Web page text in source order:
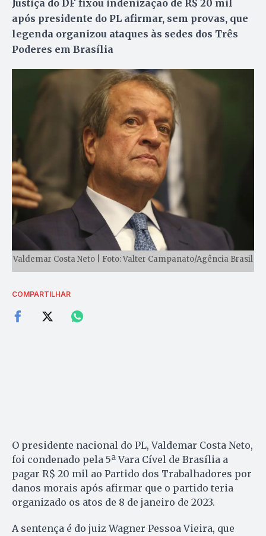
Justiça do DF fixou indenização de R$ 20 mil
após presidente do PL afirmar, sem provas, que
legenda organizou ataques às sedes dos Três
Poderes em Brasília
Valdemar Costa Neto | Foto: Valter Campanato/Agência Brasil
COMPARTILHAR
O presidente nacional do PL, Valdemar Costa Neto,
foi condenado pela 5ª Vara Cível de Brasília a
pagar R$ 20 mil ao Partido dos Trabalhadores por
danos morais após afirmar que o partido teria
organizado os atos de 8 de janeiro de 2023.
A sentença é do juiz Wagner Pessoa Vieira, que